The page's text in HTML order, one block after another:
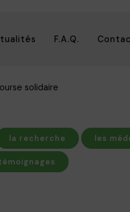
F.A.Q.
solidaire
la recherche les